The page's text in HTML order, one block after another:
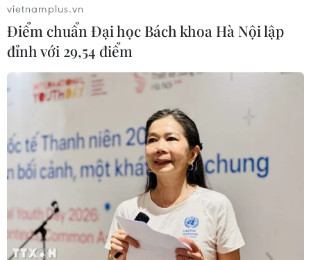
TIN CÙNG CHUYÊN MỤC
Cơ hội và bài toán chính sách cho
Việt Nam từ chiến lược bán dẫn của
09/08/2026 12:57
vietnamplus.vn
Điểm chuẩn Đại học Bách khoa Hà Nội lập
đỉnh với 29,54 điểm